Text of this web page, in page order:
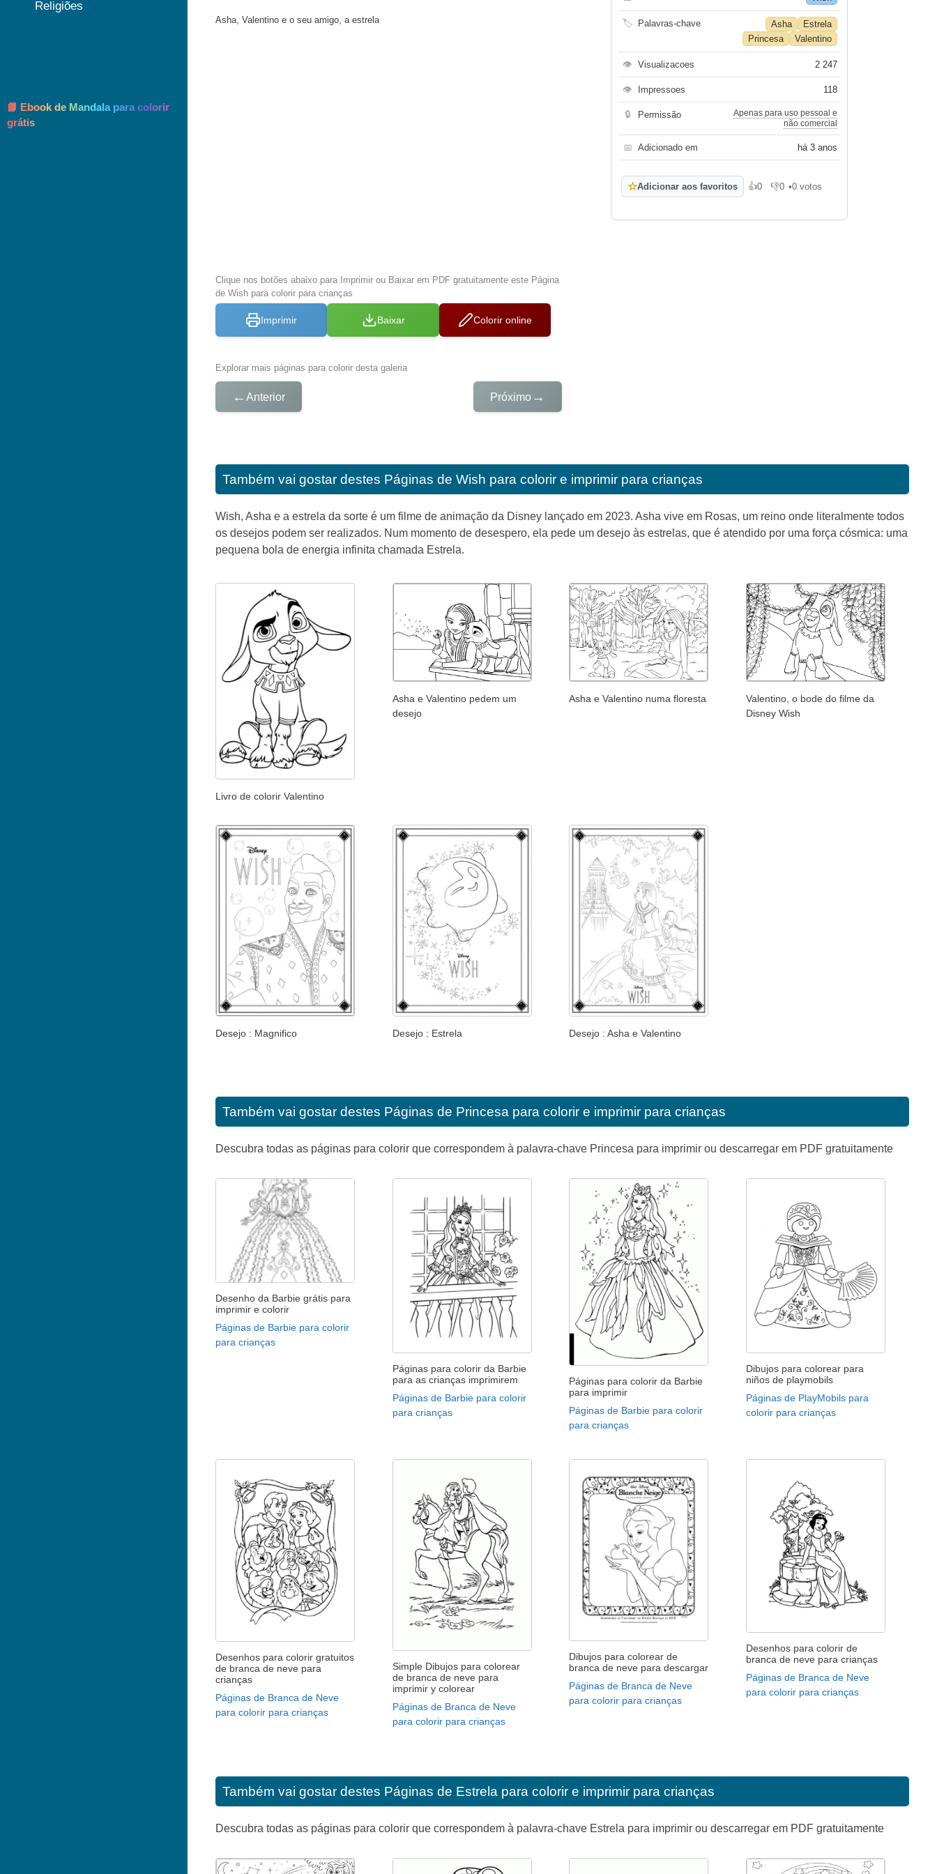
Asha, Valentino e o seu amigo, a estrela
Clique nos botões abaixo para Imprimir ou Baixar em PDF gratuitamente este Página
de Wish para colorir para crianças
Imprimir Baixar Colorir online
Explorar mais páginas para colorir desta galeria
← Anterior Próximo →
🏷 Palavras-chave Asha
Estrela
Princesa
Valentino
👁 Visualizacoes 2 247
👁 Impressoes 118
🔒 Permissão
Apenas para uso pessoal e
não comercial
📅 Adicionado em há 3 anos
☆Adicionar aos favoritos 👍0
Gosto 👎0
Não gosto
•0 votos
Também vai gostar destes Páginas de Wish para colorir e imprimir para crianças
Wish, Asha e a estrela da sorte é um filme de animação da Disney lançado em 2023. Asha vive em Rosas, um reino onde literalmente todos
os desejos podem ser realizados. Num momento de desespero, ela pede um desejo às estrelas, que é atendido por uma força cósmica: uma
pequena bola de energia infinita chamada Estrela.
Livro de colorir Valentino
Asha e Valentino pedem um
desejo
Asha e Valentino numa floresta
Valentino, o bode do filme da
Disney Wish
Desejo : Magnifico Desejo : Estrela Desejo : Asha e Valentino
Também vai gostar destes Páginas de Princesa para colorir e imprimir para crianças
Descubra todas as páginas para colorir que correspondem à palavra-chave Princesa para imprimir ou descarregar em PDF gratuitamente
Desenho da Barbie grátis para
imprimir e colorir
Páginas de Barbie para colorir
para crianças
Páginas para colorir da Barbie
para as crianças imprimirem
Páginas de Barbie para colorir
para crianças
Páginas para colorir da Barbie
para imprimir
Páginas de Barbie para colorir
para crianças
Dibujos para colorear para
niños de playmobils
Páginas de PlayMobils para
colorir para crianças
Desenhos para colorir gratuitos
de branca de neve para
crianças
Páginas de Branca de Neve
para colorir para crianças
Simple Dibujos para colorear
de branca de neve para
imprimir y colorear
Páginas de Branca de Neve
para colorir para crianças
Dibujos para colorear de
branca de neve para descargar
Páginas de Branca de Neve
para colorir para crianças
Desenhos para colorir de
branca de neve para crianças
Páginas de Branca de Neve
para colorir para crianças
Também vai gostar destes Páginas de Estrela para colorir e imprimir para crianças
Descubra todas as páginas para colorir que correspondem à palavra-chave Estrela para imprimir ou descarregar em PDF gratuitamente
Religiões
📘 Ebook de Mandala para colorir
grátis